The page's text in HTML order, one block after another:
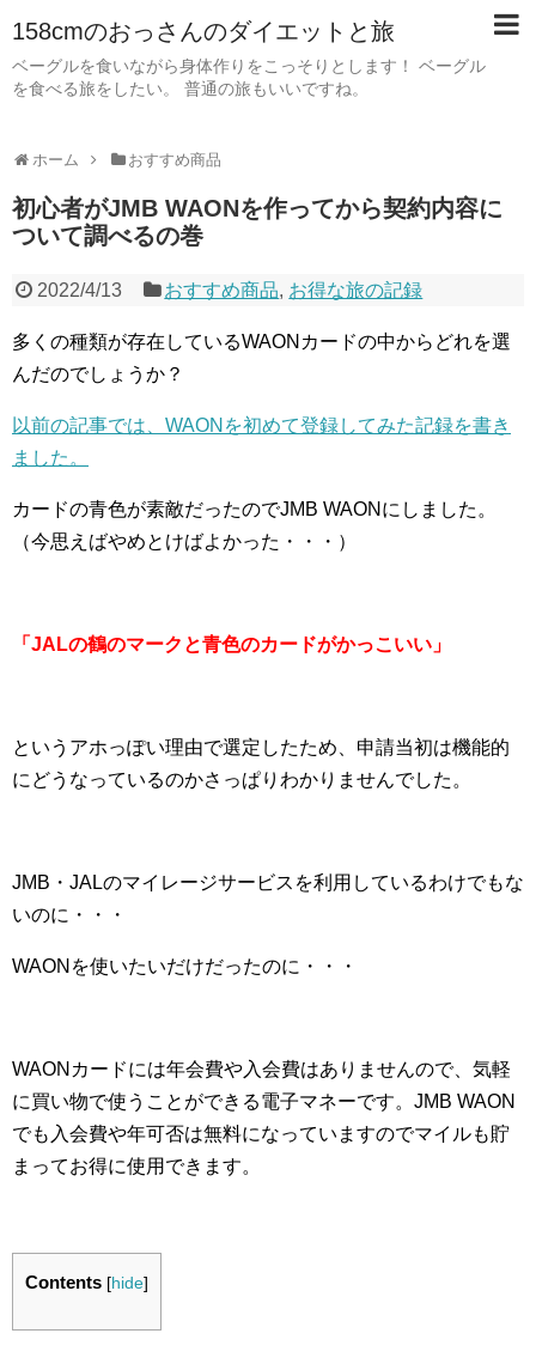
158cmのおっさんのダイエットと旅
ベーグルを食いながら身体作りをこっそりとします！ ベーグル
を食べる旅をしたい。 普通の旅もいいですね。
ホーム おすすめ商品
初心者がJMB WAONを作ってから契約内容に
ついて調べるの巻
2022/4/13 おすすめ商品, お得な旅の記録
多くの種類が存在しているWAONカードの中からどれを選
んだのでしょうか？
以前の記事では、WAONを初めて登録してみた記録を書き
ました。
カードの青色が素敵だったのでJMB WAONにしました。
（今思えばやめとけばよかった・・・）
「JALの鶴のマークと青色のカードがかっこいい」
というアホっぽい理由で選定したため、申請当初は機能的
にどうなっているのかさっぱりわかりませんでした。
JMB・JALのマイレージサービスを利用しているわけでもな
いのに・・・
WAONを使いたいだけだったのに・・・
WAONカードには年会費や入会費はありませんので、気軽
に買い物で使うことができる電子マネーです。JMB WAON
でも入会費や年可否は無料になっていますのでマイルも貯
まってお得に使用できます。
Contents [hide]